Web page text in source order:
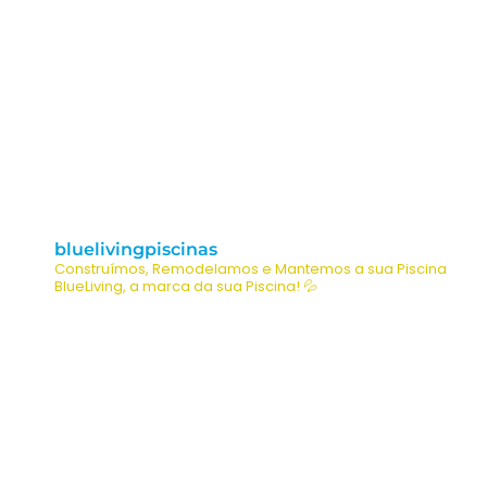
bluelivingpiscinas
Construímos, Remodelamos e Mantemos a sua Piscina
BlueLiving, a marca da sua Piscina! 💦